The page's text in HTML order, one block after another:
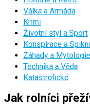
Válka a Armáda
Krimi
Životní styl a Sport
Konspirace a
Záhady a Mytologie
Technika a Věda
Katastrofické
Jak rolníci